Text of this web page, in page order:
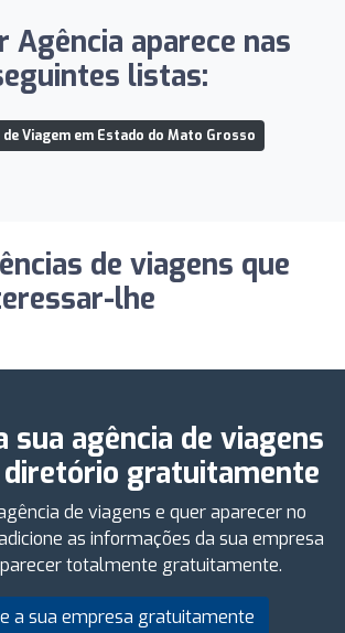
Agência aparece nas
listas:
de Viagem em Estado do Mato Grosso
de viagens que
lhe
sua agência de viagens
diretório gratuitamente
de viagens e quer aparecer no
as informações da sua empresa
totalmente gratuitamente.
a sua empresa gratuitamente